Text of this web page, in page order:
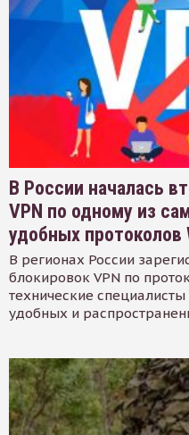
В России началась
VPN по одному из
удобных протоколов
В регионах России
блокировок VPN по
технические
удобных и